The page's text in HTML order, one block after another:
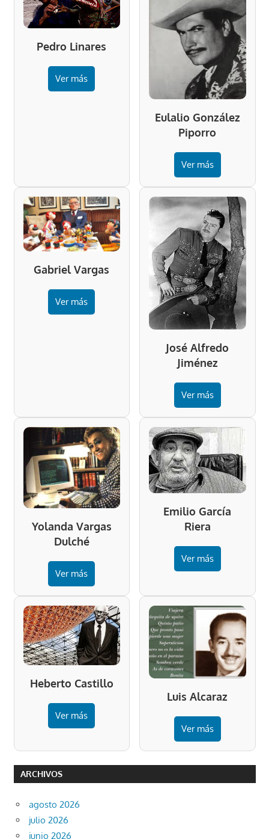
Pedro Linares
Ver más
Eulalio González
Piporro
Ver más
Gabriel Vargas
Ver más
José Alfredo
Jiménez
Ver más
Yolanda Vargas
Dulché
Ver más
Emilio García
Riera
Ver más
Heberto Castillo
Ver más
Luis Alcaraz
Ver más
ARCHIVOS
agosto 2026
julio 2026
junio 2026